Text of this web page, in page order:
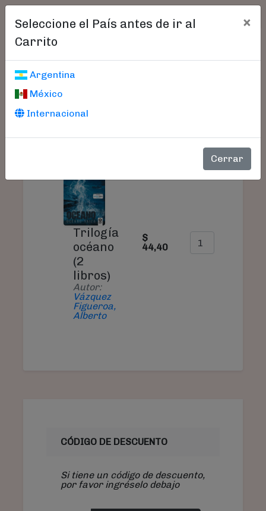
Seleccione el País antes de ir al
Carrito
×
Argentina
México
Internacional
Cerrar
Carrito De Compras
PRODUCTO PRECIO CANTIDAD
Trilogía
océano
(2
libros)
Autor:
Vázquez
Figueroa,
Alberto
$
44,40
CÓDIGO DE DESCUENTO
Si tiene un código de descuento,
por favor ingréselo debajo